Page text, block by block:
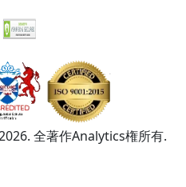
全著作Analytics権所有.